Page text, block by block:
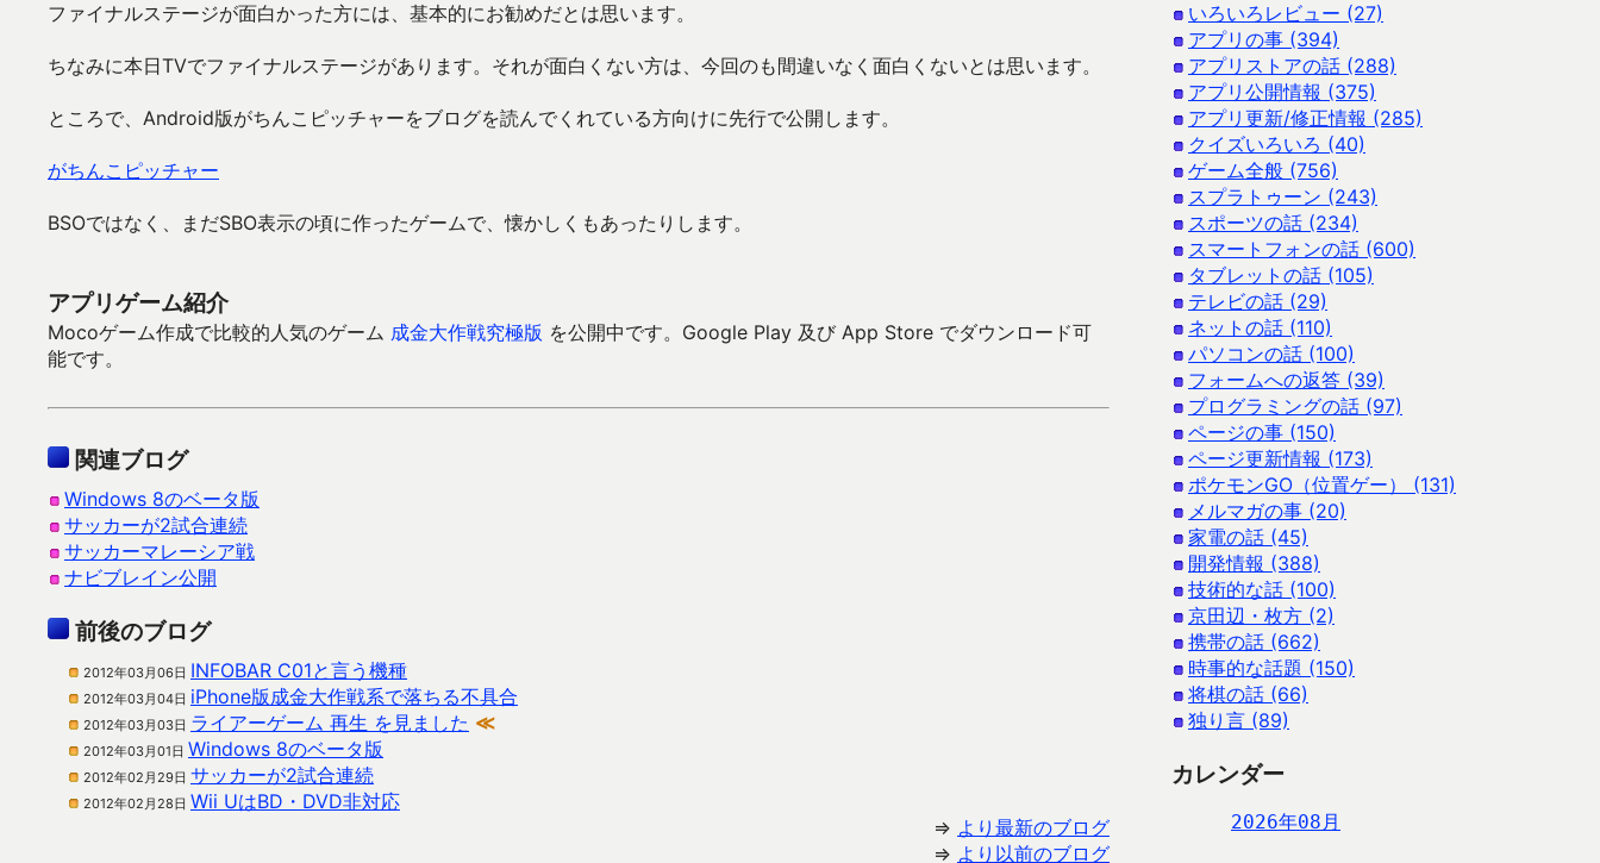
ファイナルステージが面白かった方には、基本的にお勧めだとは思います。
ちなみに本日TVでファイナルステージがあります。それが面白くない方は、今回のも間違いなく面白くないとは思います。
ところで、Android版がちんこピッチャーをブログを読んでくれている方向けに先行で公開します。
がちんこピッチャー
BSOではなく、まだSBO表示の頃に作ったゲームで、懐かしくもあったりします。
アプリゲーム紹介
Mocoゲーム作成で比較的人気のゲーム 成金大作戦究極版 を公開中です。Google Play 及び App Store でダウンロード可
能です。
関連ブログ
Windows 8のベータ版
サッカーが2試合連続
サッカーマレーシア戦
ナビブレイン公開
前後のブログ
2012年03月06日 INFOBAR C01と言う機種
2012年03月04日 iPhone版成金大作戦系で落ちる不具合
2012年03月03日 ライアーゲーム 再生 を見ました ≪
2012年03月01日 Windows 8のベータ版
2012年02月29日 サッカーが2試合連続
2012年02月28日 Wii UはBD・DVD非対応
⇒ より最新のブログ
⇒ より以前のブログ
いろいろレビュー (27)
アプリの事 (394)
アプリストアの話 (288)
アプリ公開情報 (375)
アプリ更新/修正情報 (285)
クイズいろいろ (40)
ゲーム全般 (756)
スプラトゥーン (243)
スポーツの話 (234)
スマートフォンの話 (600)
タブレットの話 (105)
テレビの話 (29)
ネットの話 (110)
パソコンの話 (100)
フォームへの返答 (39)
プログラミングの話 (97)
ページの事 (150)
ページ更新情報 (173)
ポケモンGO（位置ゲー） (131)
メルマガの事 (20)
家電の話 (45)
開発情報 (388)
技術的な話 (100)
京田辺・枚方 (2)
携帯の話 (662)
時事的な話題 (150)
将棋の話 (66)
独り言 (89)
カレンダー
2026年08月